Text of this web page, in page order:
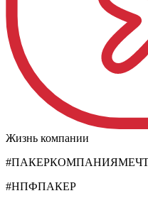
Жизнь компании
#НПФПАКЕР